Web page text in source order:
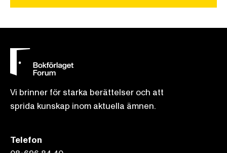
Vi brinner för starka berättelser och att
sprida kunskap inom aktuella ämnen.
Telefon